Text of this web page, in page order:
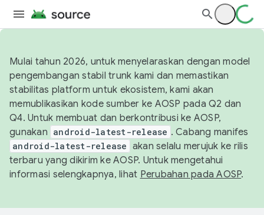
Mulai tahun 2026, untuk menyelaraskan dengan model
pengembangan stabil trunk kami dan memastikan
stabilitas platform untuk ekosistem, kami akan
memublikasikan kode sumber ke AOSP pada Q2 dan
Q4. Untuk membuat dan berkontribusi ke AOSP,
gunakan android-latest-release . Cabang manifes
android-latest-release akan selalu merujuk ke rilis
terbaru yang dikirim ke AOSP. Untuk mengetahui
informasi selengkapnya, lihat Perubahan pada AOSP.